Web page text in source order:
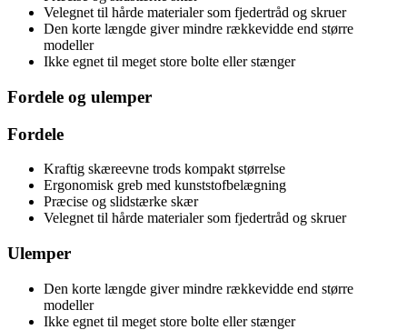
Velegnet til hårde materialer som fjedertråd og skruer
Den korte længde giver mindre rækkevidde end større
modeller
Ikke egnet til meget store bolte eller stænger
Fordele og ulemper
Fordele
Kraftig skæreevne trods kompakt størrelse
Ergonomisk greb med kunststofbelægning
Præcise og slidstærke skær
Velegnet til hårde materialer som fjedertråd og skruer
Ulemper
Den korte længde giver mindre rækkevidde end større
modeller
Ikke egnet til meget store bolte eller stænger